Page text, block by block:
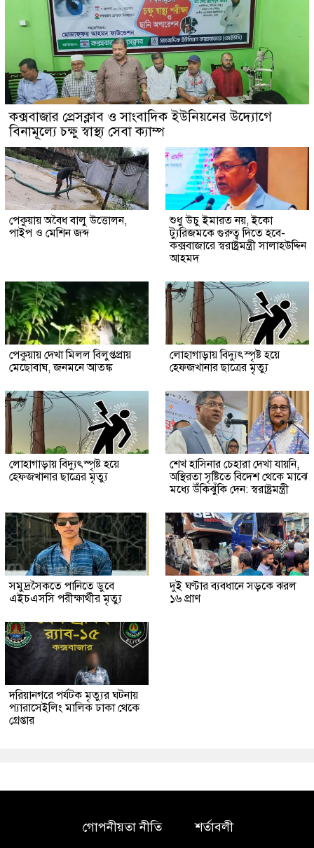
কক্সবাজার প্রেসক্লাব ও সাংবাদিক ইউনিয়নের উদ্যোগে
বিনামূল্যে চক্ষু স্বাস্থ্য সেবা ক্যাম্প
পেকুয়ায় অবৈধ বালু উত্তোলন,
পাইপ ও মেশিন জব্দ
শুধু উচু ইমারত নয়, ইকো
ট্যুরিজমকে গুরুত্ব দিতে হবে-
কক্সবাজারে স্বরাষ্ট্রমন্ত্রী সালাহউদ্দিন
আহমদ
পেকুয়ায় দেখা মিলল বিলুপ্তপ্রায়
মেছোবাঘ, জনমনে আতঙ্ক
লোহাগাড়ায় বিদ্যুৎস্পৃষ্ট হয়ে
হেফজখানার ছাত্রের মৃত্যু
লোহাগাড়ায় বিদ্যুৎস্পৃষ্ট হয়ে
হেফজখানার ছাত্রের মৃত্যু
শেখ হাসিনার চেহারা দেখা যায়নি,
অস্থিরতা সৃষ্টিতে বিদেশ থেকে মাঝে
মধ্যে উঁকিঝুঁকি দেন: স্বরাষ্ট্রমন্ত্রী
সমুদ্রসৈকতে পানিতে ডুবে
এইচএসসি পরীক্ষার্থীর মৃত্যু
দুই ঘণ্টার ব্যবধানে সড়কে ঝরল
১৬ প্রাণ
দরিয়ানগরে পর্যটক মৃত্যুর ঘটনায়
প্যারাসেইলিং মালিক ঢাকা থেকে
গ্রেপ্তার
গোপনীয়তা নীতি শর্তাবলী